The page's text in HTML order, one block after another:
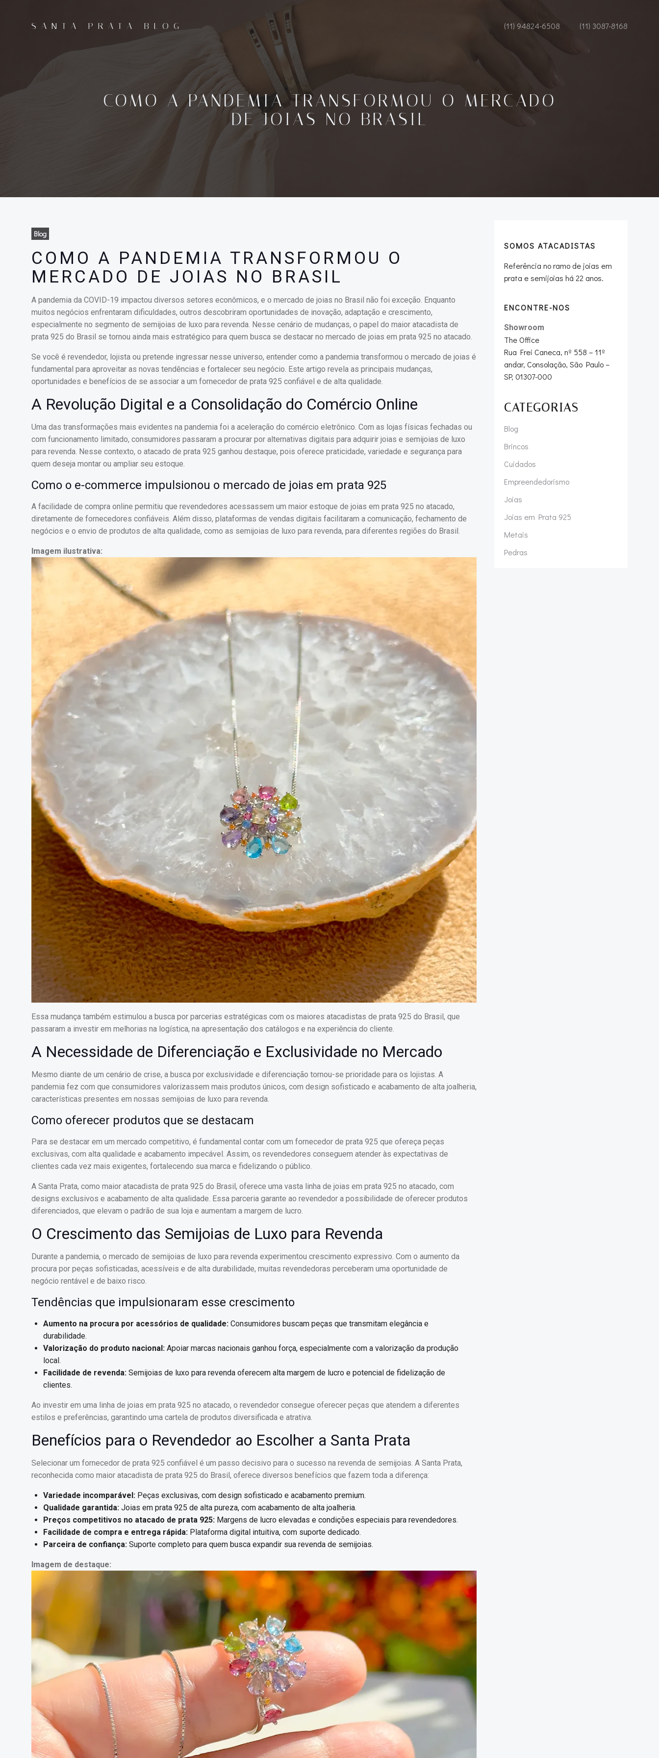
SANTA PRATA BLOG (11) 94824-6508 (11) 3087-8168
COMO A PANDEMIA TRANSFORMOU O MERCADO
DE JOIAS NO BRASIL
Blog
COMO A PANDEMIA TRANSFORMOU O
MERCADO DE JOIAS NO BRASIL
A pandemia da COVID-19 impactou diversos setores econômicos, e o mercado de joias no Brasil não foi exceção. Enquanto
muitos negócios enfrentaram dificuldades, outros descobriram oportunidades de inovação, adaptação e crescimento,
especialmente no segmento de semijoias de luxo para revenda. Nesse cenário de mudanças, o papel do maior atacadista de
prata 925 do Brasil se tornou ainda mais estratégico para quem busca se destacar no mercado de joias em prata 925 no atacado.
Se você é revendedor, lojista ou pretende ingressar nesse universo, entender como a pandemia transformou o mercado de joias é
fundamental para aproveitar as novas tendências e fortalecer seu negócio. Este artigo revela as principais mudanças,
oportunidades e benefícios de se associar a um fornecedor de prata 925 confiável e de alta qualidade.
A Revolução Digital e a Consolidação do Comércio Online
Uma das transformações mais evidentes na pandemia foi a aceleração do comércio eletrônico. Com as lojas físicas fechadas ou
com funcionamento limitado, consumidores passaram a procurar por alternativas digitais para adquirir joias e semijoias de luxo
para revenda. Nesse contexto, o atacado de prata 925 ganhou destaque, pois oferece praticidade, variedade e segurança para
quem deseja montar ou ampliar seu estoque.
Como o e-commerce impulsionou o mercado de joias em prata 925
A facilidade de compra online permitiu que revendedores acessassem um maior estoque de joias em prata 925 no atacado,
diretamente de fornecedores confiáveis. Além disso, plataformas de vendas digitais facilitaram a comunicação, fechamento de
negócios e o envio de produtos de alta qualidade, como as semijoias de luxo para revenda, para diferentes regiões do Brasil.
Imagem ilustrativa:
Essa mudança também estimulou a busca por parcerias estratégicas com os maiores atacadistas de prata 925 do Brasil, que
passaram a investir em melhorias na logística, na apresentação dos catálogos e na experiência do cliente.
A Necessidade de Diferenciação e Exclusividade no Mercado
Mesmo diante de um cenário de crise, a busca por exclusividade e diferenciação tornou-se prioridade para os lojistas. A
pandemia fez com que consumidores valorizassem mais produtos únicos, com design sofisticado e acabamento de alta joalheria,
características presentes em nossas semijoias de luxo para revenda.
Como oferecer produtos que se destacam
Para se destacar em um mercado competitivo, é fundamental contar com um fornecedor de prata 925 que ofereça peças
exclusivas, com alta qualidade e acabamento impecável. Assim, os revendedores conseguem atender às expectativas de
clientes cada vez mais exigentes, fortalecendo sua marca e fidelizando o público.
A Santa Prata, como maior atacadista de prata 925 do Brasil, oferece uma vasta linha de joias em prata 925 no atacado, com
designs exclusivos e acabamento de alta qualidade. Essa parceria garante ao revendedor a possibilidade de oferecer produtos
diferenciados, que elevam o padrão de sua loja e aumentam a margem de lucro.
O Crescimento das Semijoias de Luxo para Revenda
Durante a pandemia, o mercado de semijoias de luxo para revenda experimentou crescimento expressivo. Com o aumento da
procura por peças sofisticadas, acessíveis e de alta durabilidade, muitas revendedoras perceberam uma oportunidade de
negócio rentável e de baixo risco.
Tendências que impulsionaram esse crescimento
Aumento na procura por acessórios de qualidade: Consumidores buscam peças que transmitam elegância e
durabilidade.
Valorização do produto nacional: Apoiar marcas nacionais ganhou força, especialmente com a valorização da produção
local.
Facilidade de revenda: Semijoias de luxo para revenda oferecem alta margem de lucro e potencial de fidelização de
clientes.
Ao investir em uma linha de joias em prata 925 no atacado, o revendedor consegue oferecer peças que atendem a diferentes
estilos e preferências, garantindo uma cartela de produtos diversificada e atrativa.
Benefícios para o Revendedor ao Escolher a Santa Prata
Selecionar um fornecedor de prata 925 confiável é um passo decisivo para o sucesso na revenda de semijoias. A Santa Prata,
reconhecida como maior atacadista de prata 925 do Brasil, oferece diversos benefícios que fazem toda a diferença:
Variedade incomparável: Peças exclusivas, com design sofisticado e acabamento premium.
Qualidade garantida: Joias em prata 925 de alta pureza, com acabamento de alta joalheria.
Preços competitivos no atacado de prata 925: Margens de lucro elevadas e condições especiais para revendedores.
Facilidade de compra e entrega rápida: Plataforma digital intuitiva, com suporte dedicado.
Parceira de confiança: Suporte completo para quem busca expandir sua revenda de semijoias.
Imagem de destaque:
SOMOS ATACADISTAS
Referência no ramo de joias em
prata e semijoias há 22 anos.
ENCONTRE-NOS
Showroom
The Office
Rua Frei Caneca, nº 558 – 11º
andar, Consolação, São Paulo –
SP, 01307-000
CATEGORIAS
Blog
Brincos
Cuidados
Empreendedorismo
Joias
Joias em Prata 925
Metais
Pedras